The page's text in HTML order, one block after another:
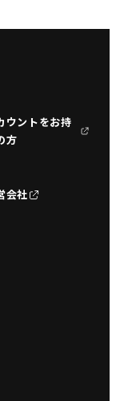
ウントをお持
方
会社